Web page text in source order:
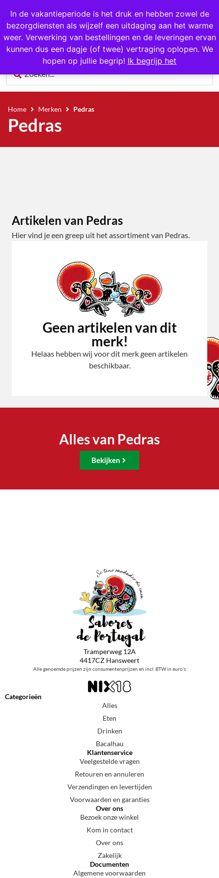
In de vakantieperiode is het druk en hebben zowel de
bezorgdiensten als wijzelf een uitdaging aan het warme
weer. Verwerking van bestellingen en de leveringen ervan
kunnen dus een dagje (of twee) vertraging oplopen. We
hopen op jullie begrip! Ik begrijp het
1000+ producten op voorraad
0
Home Merken Pedras
Pedras
Artikelen van Pedras
Hier vind je een greep uit het assortiment van Pedras.
Geen artikelen van dit
merk!
Helaas hebben wij voor dit merk geen artikelen
beschikbaar.
Alles van Pedras
Bekijken
Tramperweg 12A
4417CZ Hansweert
Alle genoemde prijzen zijn consumentenprijzen en incl. BTW in euro’s
Categorieën
Alles
Eten
Drinken
Bacalhau
Klantenservice
Veelgestelde vragen
Retouren en annuleren
Verzendingen en levertijden
Voorwaarden en garanties
Over ons
Bezoek onze winkel
Kom in contact
Over ons
Zakelijk
Documenten
Algemene voorwaarden